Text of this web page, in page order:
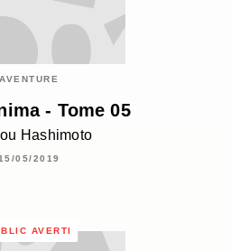
AVENTURE
- Tome 05
Hashimoto
05/2019
AVERTI